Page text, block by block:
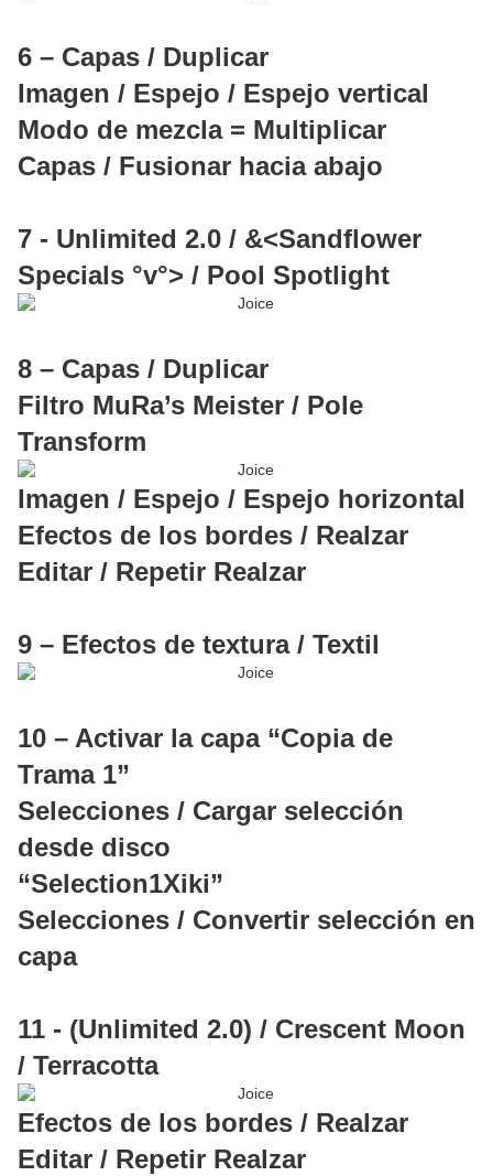
6 – Capas / Duplicar
Imagen / Espejo / Espejo vertical
Modo de mezcla = Multiplicar
Capas / Fusionar hacia abajo
7 - Unlimited 2.0 / &<Sandflower
Specials °v°> / Pool Spotlight
8 – Capas / Duplicar
Filtro MuRa’s Meister / Pole
Transform
Imagen / Espejo / Espejo horizontal
Efectos de los bordes / Realzar
Editar / Repetir Realzar
9 – Efectos de textura / Textil
10 – Activar la capa “Copia de
Trama 1”
Selecciones / Cargar selección
desde disco
“Selection1Xiki”
Selecciones / Convertir selección en
capa
11 - (Unlimited 2.0) / Crescent Moon
/ Terracotta
Efectos de los bordes / Realzar
Editar / Repetir Realzar